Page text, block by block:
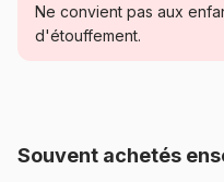
Catégorie
Ne convient pas aux
d'étouffement.
Souvent achetés